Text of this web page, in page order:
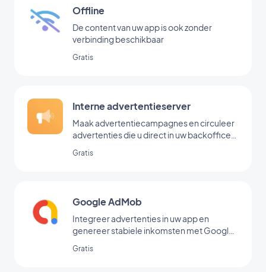
Offline
De content van uw app is ook zonder
verbinding beschikbaar
Gratis
Interne advertentieserver
Maak advertentiecampagnes en circuleer
advertenties die u direct in uw backoffice
Gratis
Google AdMob
Integreer advertenties in uw app en
genereer stabiele inkomsten met Google
Gratis